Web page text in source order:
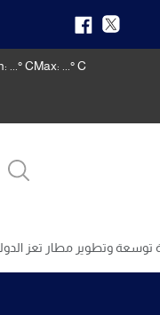
Max: ° C
° C
توسعة وتطوير مطار تعز